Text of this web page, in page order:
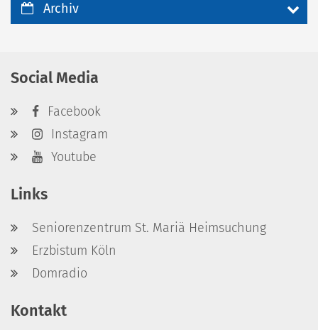
Archiv
Social Media
Facebook
Instagram
Youtube
Links
Seniorenzentrum St. Mariä Heimsuchung
Erzbistum Köln
Domradio
Kontakt